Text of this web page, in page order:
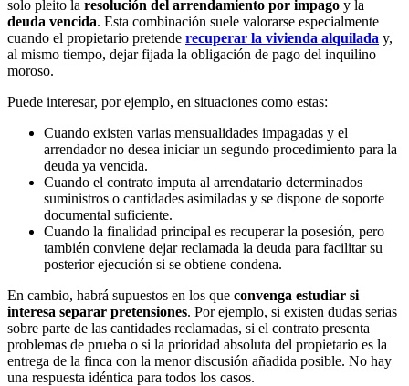
solo pleito la resolución del arrendamiento por impago y la
deuda vencida. Esta combinación suele valorarse especialmente
cuando el propietario pretende recuperar la vivienda alquilada y,
al mismo tiempo, dejar fijada la obligación de pago del inquilino
moroso.
Puede interesar, por ejemplo, en situaciones como estas:
Cuando existen varias mensualidades impagadas y el
arrendador no desea iniciar un segundo procedimiento para la
deuda ya vencida.
Cuando el contrato imputa al arrendatario determinados
suministros o cantidades asimiladas y se dispone de soporte
documental suficiente.
Cuando la finalidad principal es recuperar la posesión, pero
también conviene dejar reclamada la deuda para facilitar su
posterior ejecución si se obtiene condena.
En cambio, habrá supuestos en los que convenga estudiar si
interesa separar pretensiones. Por ejemplo, si existen dudas serias
sobre parte de las cantidades reclamadas, si el contrato presenta
problemas de prueba o si la prioridad absoluta del propietario es la
entrega de la finca con la menor discusión añadida posible. No hay
una respuesta idéntica para todos los casos.